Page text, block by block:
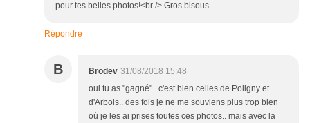
pour tes belles photos!<br /> Gros bisous.
Répondre
B Brodev 31/08/2018 15:48
oui tu as "gagné".. c'est bien celles de Poligny et
d'Arbois.. des fois je ne me souviens plus trop bien
où je les ai prises toutes ces photos.. mais avec la